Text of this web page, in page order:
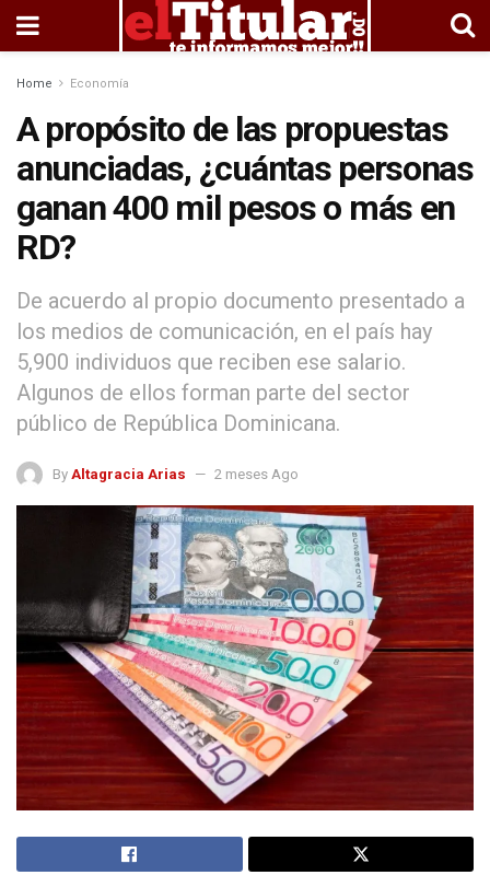
Home Economía
A propósito de las propuestas
anunciadas, ¿cuántas personas
ganan 400 mil pesos o más en
RD?
De acuerdo al propio documento presentado a
los medios de comunicación, en el país hay
5,900 individuos que reciben ese salario.
Algunos de ellos forman parte del sector
público de República Dominicana.
By Altagracia Arias 2 meses Ago